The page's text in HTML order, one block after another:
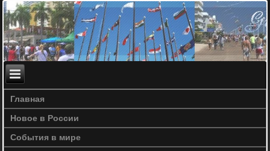
Главная
Новое в России
События в мире